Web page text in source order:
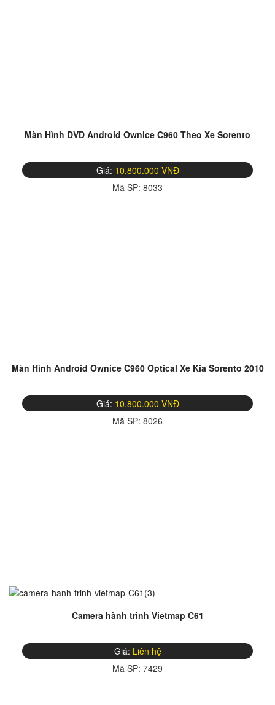
Màn Hình DVD Android Ownice C960 Theo Xe Sorento
Giá: 10.800.000 VNĐ
Mã SP: 8033
Màn Hình Android Ownice C960 Optical Xe Kia Sorento 2010
Giá: 10.800.000 VNĐ
Mã SP: 8026
Camera hành trình Vietmap C61
Giá: Liên hệ
Mã SP: 7429